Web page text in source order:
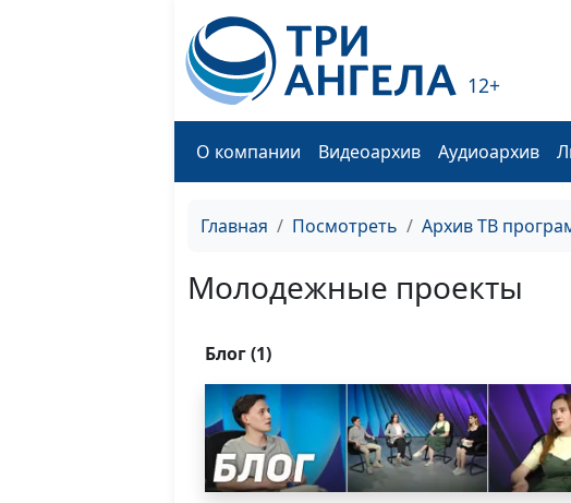
12+
О компании Видеоархив Аудиоархив
Главная Посмотреть Архив ТВ
Молодежные проекты
Блог (1)